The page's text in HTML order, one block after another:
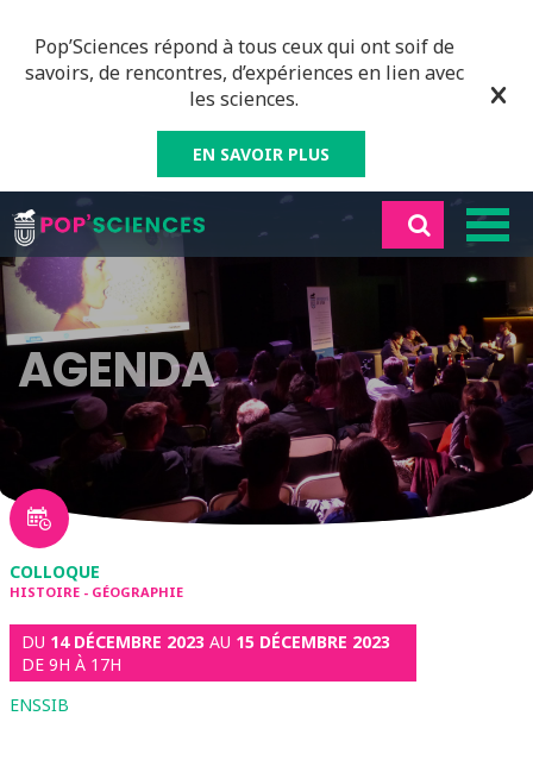
Pop’Sciences répond à tous ceux qui ont soif de
savoirs, de rencontres, d’expériences en lien avec
les sciences.
EN SAVOIR PLUS
AGENDA
COLLOQUE
HISTOIRE - GÉOGRAPHIE
DU 14 DÉCEMBRE 2023 AU 15 DÉCEMBRE 2023
DE 9H À 17H
ENSSIB